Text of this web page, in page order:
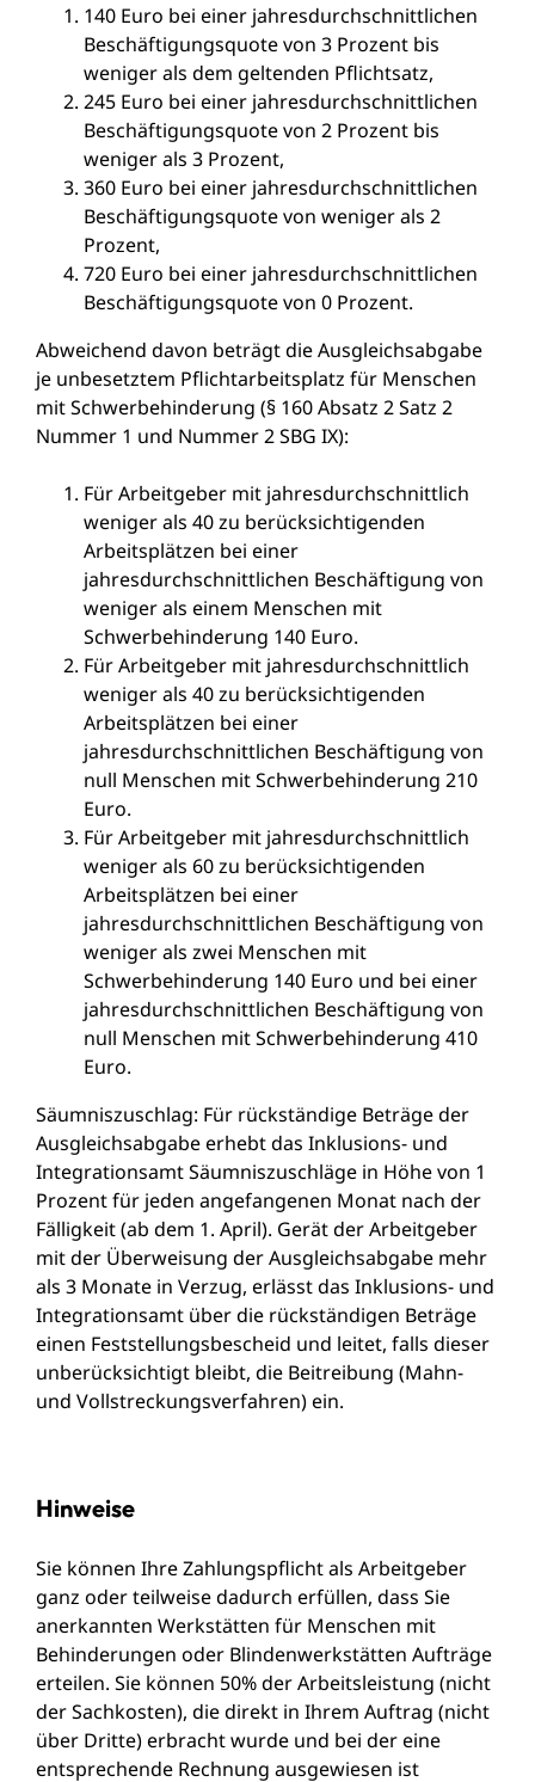
140 Euro bei einer jahresdurchschnittlichen
Beschäftigungsquote von 3 Prozent bis
weniger als dem geltenden Pflichtsatz,
245 Euro bei einer jahresdurchschnittlichen
Beschäftigungsquote von 2 Prozent bis
weniger als 3 Prozent,
360 Euro bei einer jahresdurchschnittlichen
Beschäftigungsquote von weniger als 2
Prozent,
720 Euro bei einer jahresdurchschnittlichen
Beschäftigungsquote von 0 Prozent.
Abweichend davon beträgt die Ausgleichsabgabe
je unbesetztem Pflichtarbeitsplatz für Menschen
mit Schwerbehinderung (§ 160 Absatz 2 Satz 2
Nummer 1 und Nummer 2 SBG IX):
Für Arbeitgeber mit jahresdurchschnittlich
weniger als 40 zu berücksichtigenden
Arbeitsplätzen bei einer
jahresdurchschnittlichen Beschäftigung von
weniger als einem Menschen mit
Schwerbehinderung 140 Euro.
Für Arbeitgeber mit jahresdurchschnittlich
weniger als 40 zu berücksichtigenden
Arbeitsplätzen bei einer
jahresdurchschnittlichen Beschäftigung von
null Menschen mit Schwerbehinderung 210
Euro.
Für Arbeitgeber mit jahresdurchschnittlich
weniger als 60 zu berücksichtigenden
Arbeitsplätzen bei einer
jahresdurchschnittlichen Beschäftigung von
weniger als zwei Menschen mit
Schwerbehinderung 140 Euro und bei einer
jahresdurchschnittlichen Beschäftigung von
null Menschen mit Schwerbehinderung 410
Euro.
Säumniszuschlag: Für rückständige Beträge der
Ausgleichsabgabe erhebt das Inklusions- und
Integrationsamt Säumniszuschläge in Höhe von 1
Prozent für jeden angefangenen Monat nach der
Fälligkeit (ab dem 1. April). Gerät der Arbeitgeber
mit der Überweisung der Ausgleichsabgabe mehr
als 3 Monate in Verzug, erlässt das Inklusions- und
Integrationsamt über die rückständigen Beträge
einen Feststellungsbescheid und leitet, falls dieser
unberücksichtigt bleibt, die Beitreibung (Mahn-
und Vollstreckungsverfahren) ein.
Hinweise
Sie können Ihre Zahlungspflicht als Arbeitgeber
ganz oder teilweise dadurch erfüllen, dass Sie
anerkannten Werkstätten für Menschen mit
Behinderungen oder Blindenwerkstätten Aufträge
erteilen. Sie können 50% der Arbeitsleistung (nicht
der Sachkosten), die direkt in Ihrem Auftrag (nicht
über Dritte) erbracht wurde und bei der eine
entsprechende Rechnung ausgewiesen ist